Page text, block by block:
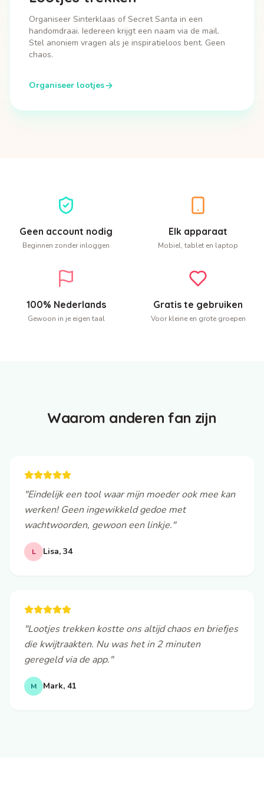
Organiseer Sinterklaas of Secret Santa in een
handomdraai. Iedereen krijgt een naam via de mail.
Stel anoniem vragen als je inspiratieloos bent. Geen
chaos.
Organiseer lootjes
Geen account nodig
Beginnen zonder inloggen
Elk apparaat
Mobiel, tablet en laptop
100% Nederlands
Gewoon in je eigen taal
Gratis te gebruiken
Voor kleine en grote groepen
Waarom anderen fan zijn
"Eindelijk een tool waar mijn moeder ook mee kan
werken! Geen ingewikkeld gedoe met
wachtwoorden, gewoon een linkje."
L Lisa, 34
"Lootjes trekken kostte ons altijd chaos en briefjes
die kwijtraakten. Nu was het in 2 minuten
geregeld via de app."
M Mark, 41